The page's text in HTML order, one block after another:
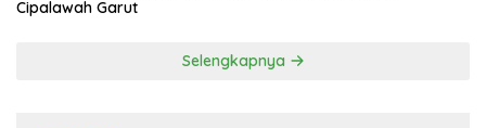
Cipalawah Garut
Selengkapnya